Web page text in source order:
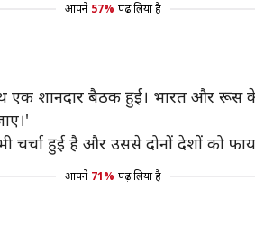
आपने 57% पढ़ लिया है
साथ एक शानदार बैठक हुई। भारत और
चर्चा हुई है और उससे दोनों देशों को
आपने 71% पढ़ लिया है